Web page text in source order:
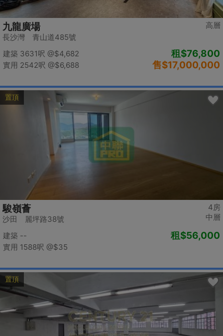
高層
九龍廣場
長沙灣 青山道485號
建築 3631呎 @$4,682
實用 2542呎 @$6,688
租$76,800
售$17,000,000
置頂
4房
中層
駿嶺薈
沙田 麗坪路38號
建築 --
實用 1588呎 @$35
租$56,000
置頂